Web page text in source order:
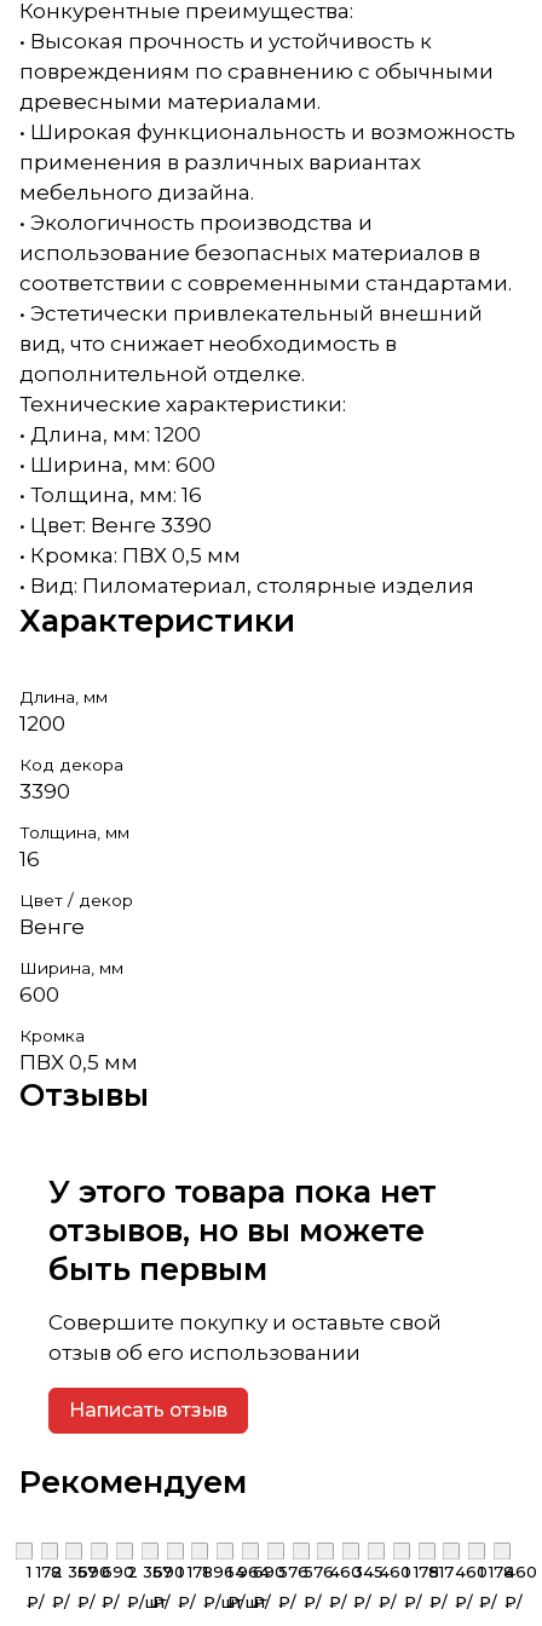
Конкурентные преимущества:
• Высокая прочность и устойчивость к
повреждениям по сравнению с обычными
древесными материалами.
• Широкая функциональность и возможность
применения в различных вариантах
мебельного дизайна.
• Экологичность производства и
использование безопасных материалов в
соответствии с современными стандартами.
• Эстетически привлекательный внешний
вид, что снижает необходимость в
дополнительной отделке.
Технические характеристики:
• Длина, мм: 1200
• Ширина, мм: 600
• Толщина, мм: 16
• Цвет: Венге 3390
• Кромка: ПВХ 0,5 мм
• Вид: Пиломатериал, столярные изделия
Характеристики
Длина, мм
1200
Код декора
3390
Толщина, мм
16
Цвет / декор
Венге
Ширина, мм
600
Кромка
ПВХ 0,5 мм
Отзывы
У этого товара пока нет
отзывов, но вы можете
быть первым
Совершите покупку и оставьте свой
отзыв об его использовании
Написать отзыв
Рекомендуем
1 178
₽/
2 357
₽/
690
₽/
690
₽/
2 357
₽/шт
690
₽/
1 178
₽/
1 964
₽/шт
1 964
₽/шт
690
₽/
576
₽/
576
₽/
460
₽/
345
₽/
460
₽/
1 178
₽/
517
₽/
460
₽/
1 178
₽/
460
₽/